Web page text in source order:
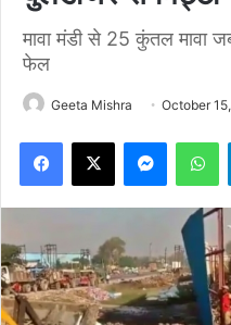
मावा मंडी से 25 कुंतल मावा
फेल
Geeta Mishra October
Facebook
X